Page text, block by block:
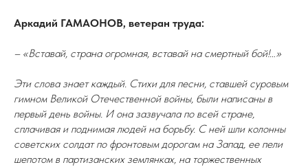
Аркадий ГАМАОНОВ, ветеран труда:
– «Вставай, страна огромная, вставай на смертный бой!…»
Эти слова знает каждый. Стихи для песни, ставшей суровым
гимном Великой Отечественной войны, были написаны в
первый день войны. И она зазвучала по всей стране,
сплачивая и поднимая людей на борьбу. С ней шли колонны
советских солдат по фронтовым дорогам на Запад, ее пели
шепотом в партизанских землянках, на торжественных